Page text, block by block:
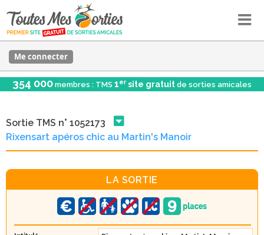
Me connecter
354 000 membres : TMS 1er site gratuit de sorties amicales
Sortie TMS n° 1052173
Rixensart apéros chic au Martin's Manoir
LA SORTIE